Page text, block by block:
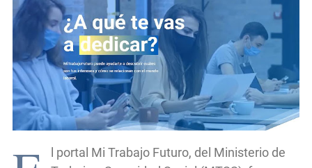
l portal Mi Trabajo Futuro, del Ministerio de